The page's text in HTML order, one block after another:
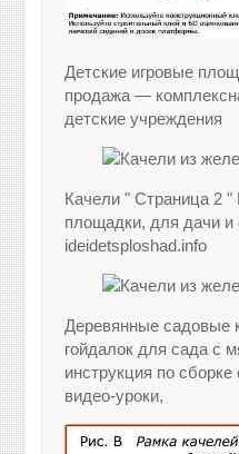
Детские игровые
продажа —
детские учреждения
Качели " Страница 2
площадки, для дачи
ideidetsploshad.info
Деревянные садовые
гойдалок для сада с
инструкция по
видео-уроки,